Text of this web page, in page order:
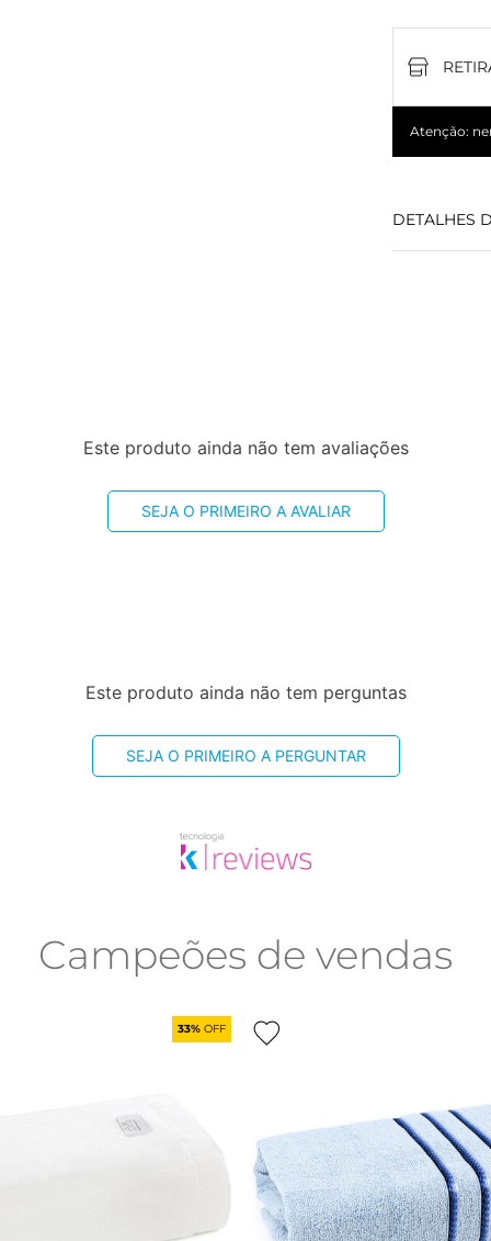
Atenção:
DETALHES
Este produto ainda não tem avaliações
SEJA O PRIMEIRO A AVALIAR
Este produto ainda não tem perguntas
SEJA O PRIMEIRO A PERGUNTAR
Campeões de vendas
33% OFF